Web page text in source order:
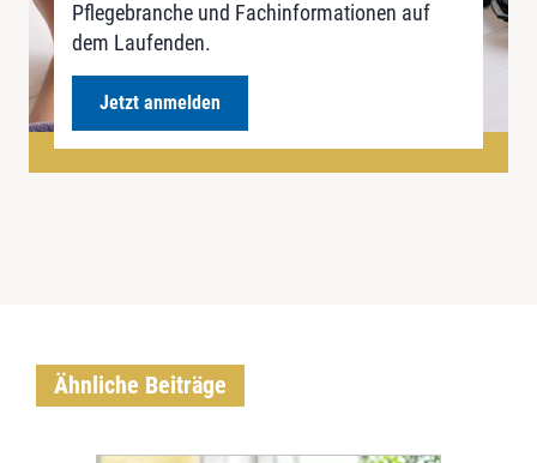
Pflegebranche und Fachinformationen auf
dem Laufenden.
Jetzt anmelden
Ähnliche Beiträge